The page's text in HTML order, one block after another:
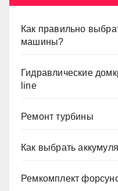
Как правильно
машины?
Гидравлические
line
Ремонт турбины
Как выбрать
Ремкомплект